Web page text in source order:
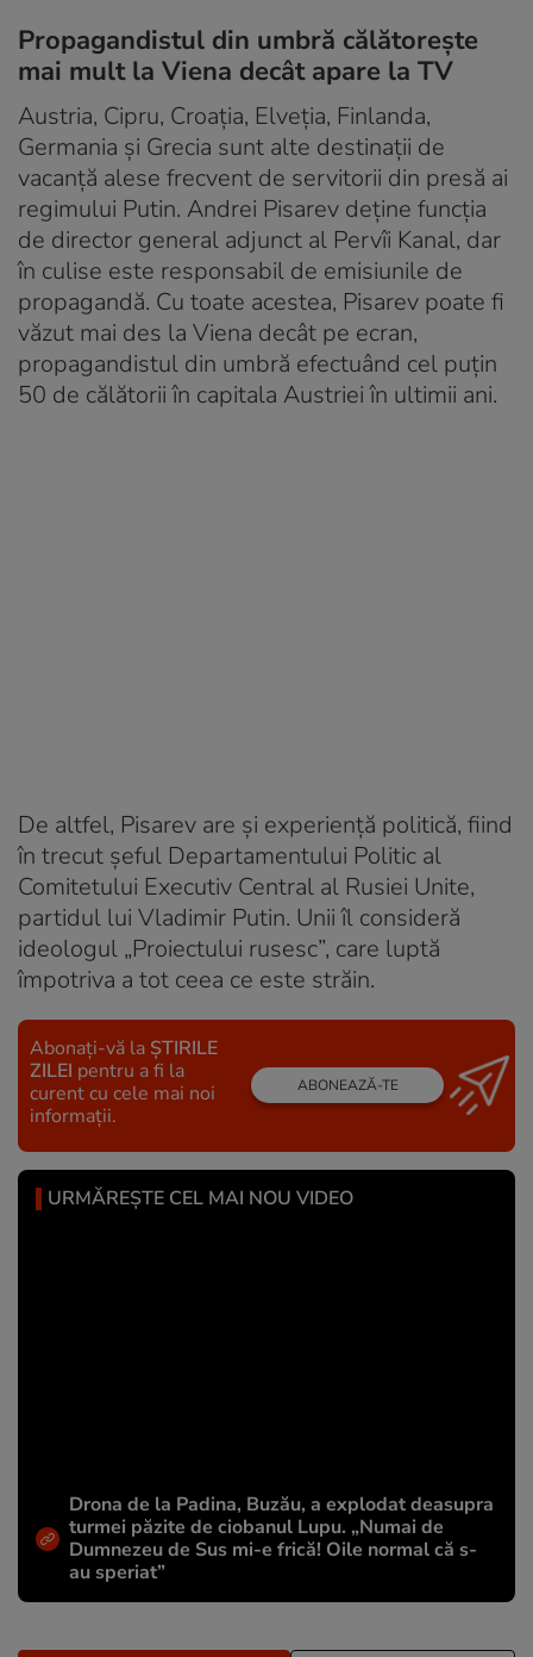
Propagandistul din umbră călătorește
mai mult la Viena decât apare la TV
Austria, Cipru, Croația, Elveția, Finlanda,
Germania și Grecia sunt alte destinații de
vacanță alese frecvent de servitorii din presă ai
regimului Putin. Andrei Pisarev deține funcția
de director general adjunct al Pervîi Kanal, dar
în culise este responsabil de emisiunile de
propagandă. Cu toate acestea, Pisarev poate fi
văzut mai des la Viena decât pe ecran,
propagandistul din umbră efectuând cel puțin
50 de călătorii în capitala Austriei în ultimii ani.
De altfel, Pisarev are și experiență politică, fiind
în trecut șeful Departamentului Politic al
Comitetului Executiv Central al Rusiei Unite,
partidul lui Vladimir Putin. Unii îl consideră
ideologul „Proiectului rusesc”, care luptă
împotriva a tot ceea ce este străin.
Abonați-vă la ȘTIRILE
ZILEI pentru a fi la
curent cu cele mai noi
informații.
ABONEAZĂ-TE
URMĂREȘTE CEL MAI NOU VIDEO
Drona de la Padina, Buzău, a explodat deasupra
turmei păzite de ciobanul Lupu. „Numai de
Dumnezeu de Sus mi-e frică! Oile normal că s-
au speriat”